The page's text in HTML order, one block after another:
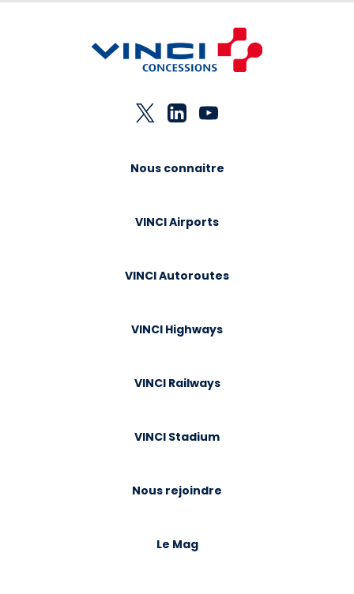
Nous connaitre
VINCI Airports
VINCI Autoroutes
VINCI Highways
VINCI Railways
VINCI Stadium
Nous rejoindre
Le Mag